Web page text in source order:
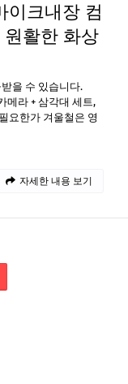
이크내장 컴
원활한 화상
을 수 있습니다.
메라 + 삼각대 세트,
요한가 겨울철은 영
자세한 내용 보기